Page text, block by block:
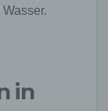
in
Daten an